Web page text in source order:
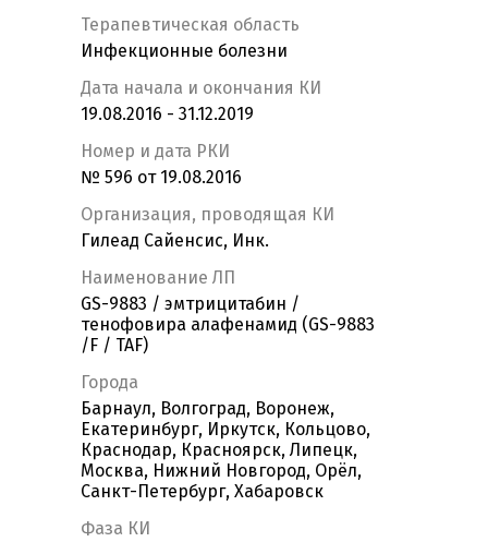
Терапевтическая область
Инфекционные болезни
Дата начала и окончания КИ
19.08.2016 - 31.12.2019
Номер и дата РКИ
№ 596 от 19.08.2016
Организация, проводящая КИ
Гилеад Сайенсис, Инк.
Наименование ЛП
GS-9883 / эмтрицитабин /
тенофовира алафенамид (GS-9883
/F / TAF)
Города
Барнаул, Волгоград, Воронеж,
Екатеринбург, Иркутск, Кольцово,
Краснодар, Красноярск, Липецк,
Москва, Нижний Новгород, Орёл,
Санкт-Петербург, Хабаровск
Фаза КИ